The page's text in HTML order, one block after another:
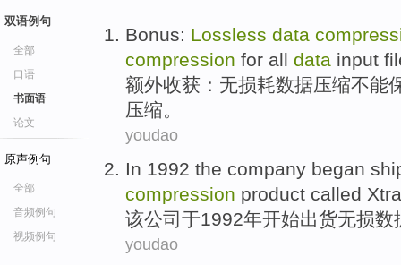
双语例句
全部
口语
书面语
论文
原声例句
全部
音频例句
视频例句
Bonus: Lossless data
compression for all data input
额外收获 ： 无损耗数据压缩不能
压缩。
youdao
In 1992 the company began
compression product called
该公司 于1992年开始出货无损数
youdao